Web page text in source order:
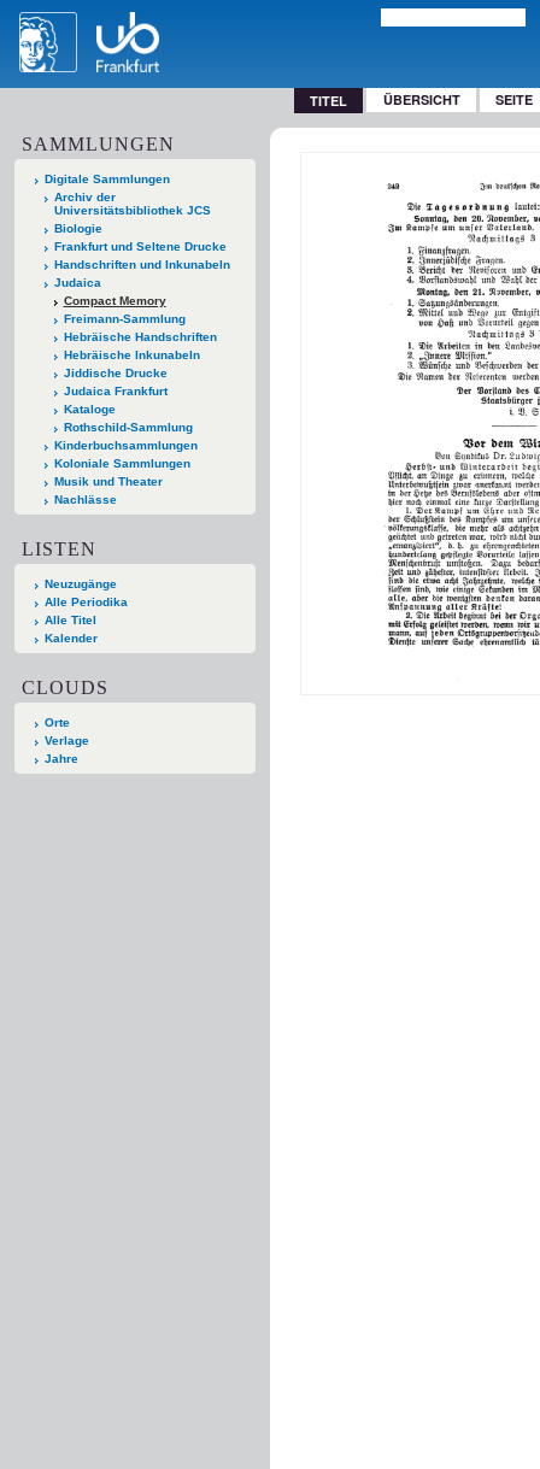
TITEL ÜBERSICHT SEITE
SAMMLUNGEN
Digitale Sammlungen
Archiv der
Universitätsbibliothek JCS
Biologie
Frankfurt und Seltene Drucke
Handschriften und Inkunabeln
Judaica
Compact Memory
Freimann-Sammlung
Hebräische Handschriften
Hebräische Inkunabeln
Jiddische Drucke
Judaica Frankfurt
Kataloge
Rothschild-Sammlung
Kinderbuchsammlungen
Koloniale Sammlungen
Musik und Theater
Nachlässe
LISTEN
Neuzugänge
Alle Periodika
Alle Titel
Kalender
CLOUDS
Orte
Verlage
Jahre